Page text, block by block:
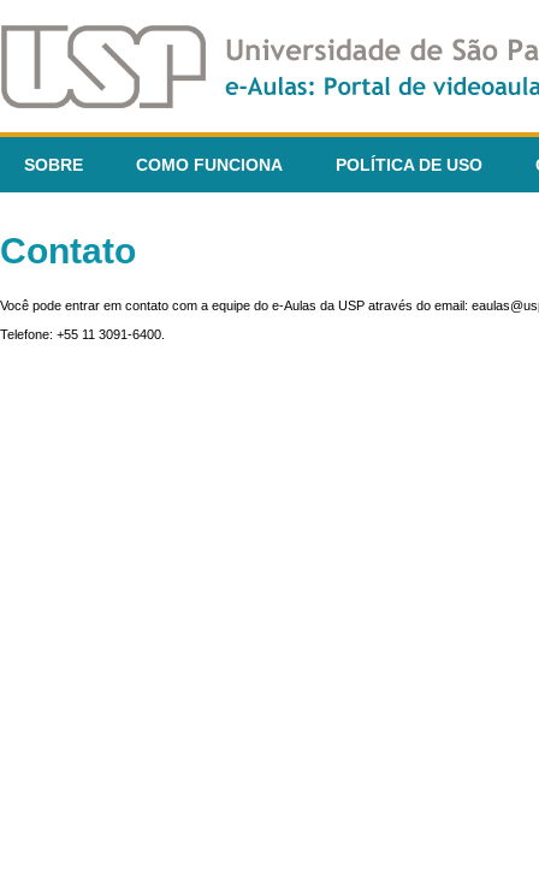
SOBRE COMO FUNCIONA POLÍTICA DE USO
Contato
Você pode entrar em contato com a equipe do e-Aulas da USP através do email:
Telefone: +55 11 3091-6400.